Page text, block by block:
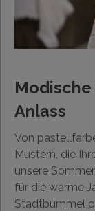
Anlass
Von
Mustern, die
unsere
für die warme
Stadtbummel